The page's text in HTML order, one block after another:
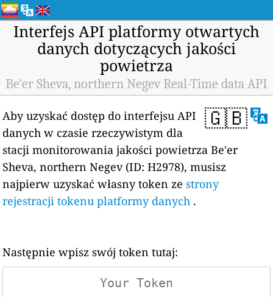
Interfejs API platformy otwartych
danych dotyczących jakości
powietrza
Be'er Sheva, northern Negev Real-Time data API
🇬🇧
Aby uzyskać dostęp do interfejsu API
danych w czasie rzeczywistym dla
stacji monitorowania jakości powietrza Be'er
Sheva, northern Negev (ID: H2978), musisz
najpierw uzyskać własny token zestrony
rejestracji tokenu platformy danych .
Następnie wpisz swój token tutaj: